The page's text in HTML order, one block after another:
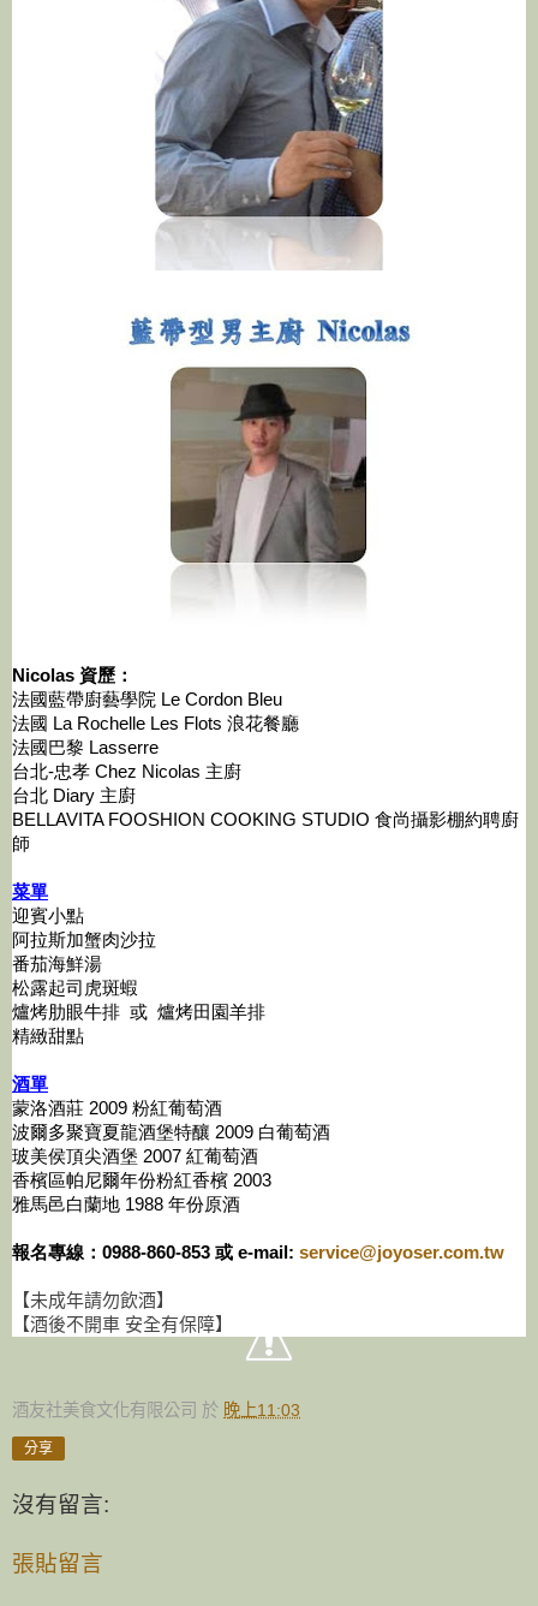
Nicolas 資歷：
法國藍帶廚藝學院 Le Cordon Bleu
法國 La Rochelle Les Flots 浪花餐廳
法國巴黎 Lasserre
台北-忠孝 Chez Nicolas 主廚
台北 Diary 主廚
BELLAVITA FOOSHION COOKING STUDIO 食尚攝影棚約聘廚
師
菜單
迎賓小點
阿拉斯加蟹肉沙拉
番茄海鮮湯
松露起司虎斑蝦
爐烤肋眼牛排 或 爐烤田園羊排
精緻甜點
酒單
蒙洛酒莊 2009 粉紅葡萄酒
波爾多聚寶夏龍酒堡特釀 2009 白葡萄酒
玻美侯頂尖酒堡 2007 紅葡萄酒
香檳區帕尼爾年份粉紅香檳 2003
雅馬邑白蘭地 1988 年份原酒
報名專線：0988-860-853 或 e-mail: service@joyoser.com.tw
【未成年請勿飲酒】
【酒後不開車 安全有保障】
酒友社美食文化有限公司 於 晚上11:03
分享
沒有留言:
張貼留言